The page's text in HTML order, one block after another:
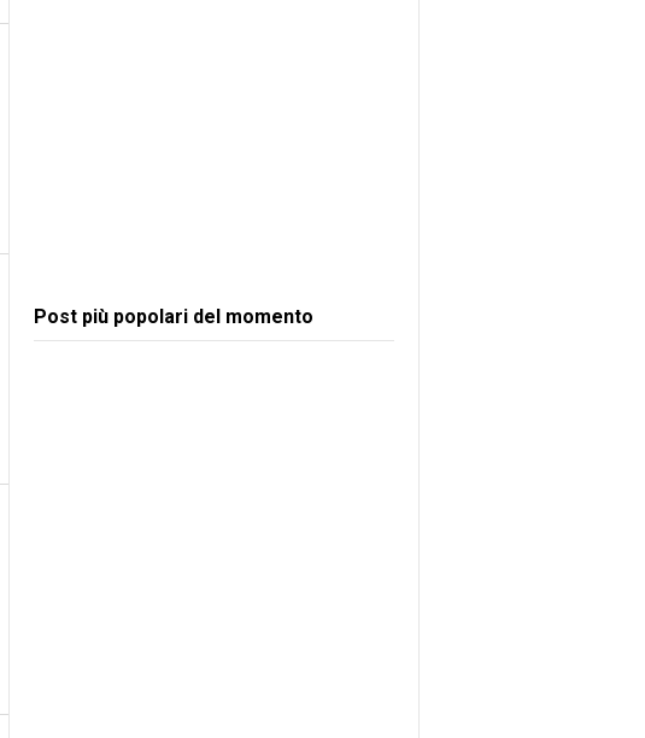
Post più popolari del momento